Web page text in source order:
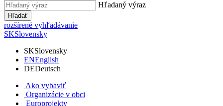
Hľadaný výraz
Hľadať
rozšírené vyhľadávanie
SKSlovensky
SKSlovensky
ENEnglish
DEDeutsch
Ako vybaviť
Organizácie v obci
Europrojekty